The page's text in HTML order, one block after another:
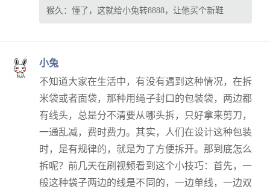
猴久： 懂了，这就给小兔转8888，让他买个新鞋
小兔
不知道大家在生活中，有没有遇到这种情况，在拆
米袋或者面袋，那种用绳子封口的包装袋，两边都
有线头，总是分不清要从哪头拆，只好拿来剪刀，
一通乱减，费时费力。其实，人们在设计这种包装
时，是有规律的，就是为了方便拆开。那到底怎么
拆呢？前几天在刷视频看到这个小技巧：首先，一
般这种袋子两边的线是不同的，一边单线，一边双